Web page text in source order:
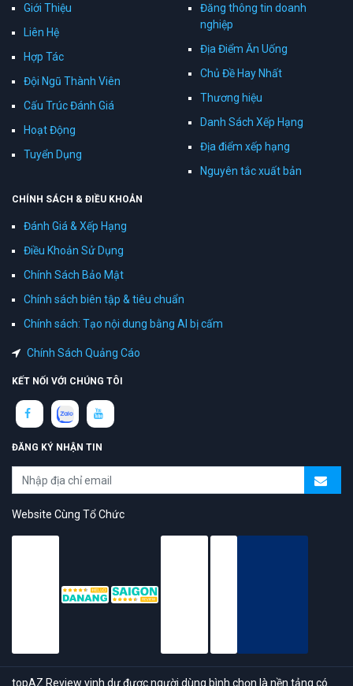
Giới Thiệu
Liên Hệ
Hợp Tác
Đội Ngũ Thành Viên
Cấu Trúc Đánh Giá
Hoạt Động
Tuyển Dụng
Đăng thông tin doanh
nghiệp
Địa Điểm Ăn Uống
Chủ Đề Hay Nhất
Thương hiệu
Danh Sách Xếp Hạng
Địa điểm xếp hạng
Nguyên tắc xuất bản
CHÍNH SÁCH & ĐIỀU KHOẢN
Đánh Giá & Xếp Hạng
Điều Khoản Sử Dụng
Chính Sách Bảo Mật
Chính sách biên tập & tiêu chuẩn
Chính sách: Tạo nội dung bằng AI bị cấm
Chính Sách Quảng Cáo
KẾT NỐI VỚI CHÚNG TÔI
ĐĂNG KÝ NHẬN TIN
Website Cùng Tổ Chức
topAZ Review vinh dự được người dùng bình chọn là nền tảng có
trải nghiệm tốt & chất lượng